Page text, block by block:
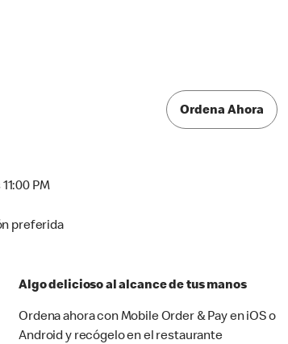
PM
preferida
Ordena Ahora
Algo delicioso al alcance de tus manos
Ordena ahora con Mobile Order & Pay en iOS o
Android y recógelo en el restaurante